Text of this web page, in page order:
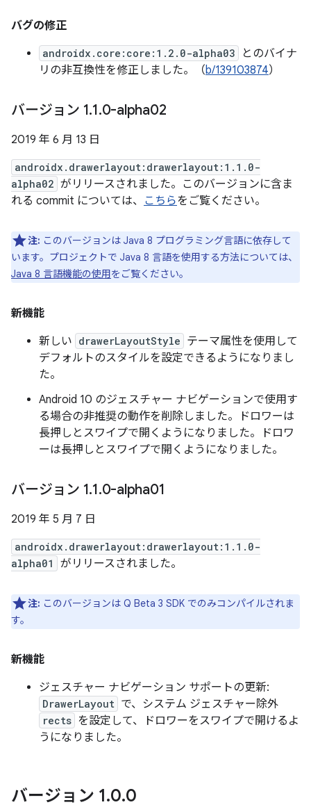
バグの修正
androidx.core:core:1.2.0-alpha03
とのバイナ
リの非互換性を修正しました。（b/139103874）
バージョン 1.1.0-alpha02
2019 年 6 月 13 日
androidx.drawerlayout:drawerlayout:1.1.0-
alpha02 がリリースされました。このバージョンに含ま
れる commit については、 こちらをご覧ください。
注: このバージョンは Java 8 プログラミング言語に依存して
います。プロジェクトで Java 8 言語を使用する方法については、
Java 8 言語機能の使用をご覧ください。
新機能
新しい drawerLayoutStyle テーマ属性を使用して
デフォルトのスタイルを設定できるようになりまし
た。
Android 10 のジェスチャー ナビゲーションで使用す
る場合の非推奨の動作を削除しました。ドロワーは
長押しとスワイプで開くようになりました。ドロワ
ーは長押しとスワイプで開くようになりました。
バージョン 1.1.0-alpha01
2019 年 5 月 7 日
androidx.drawerlayout:drawerlayout:1.1.0-
alpha01
がリリースされました。
注: このバージョンは Q Beta 3 SDK でのみコンパイルされま
す。
新機能
ジェスチャー ナビゲーション サポートの更新:
DrawerLayout で、システム ジェスチャー除外
rects を設定して、ドロワーをスワイプで開けるよ
うになりました。
バージョン 1.0.0